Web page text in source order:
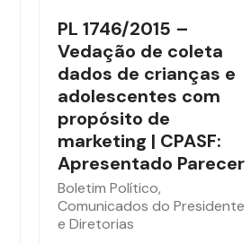
PL 1746/2015 –
Vedação de coleta
dados de crianças e
adolescentes com
propósito de
marketing | CPASF:
Apresentado Parecer
Boletim Político,
Comunicados do Presidente
e Diretorias